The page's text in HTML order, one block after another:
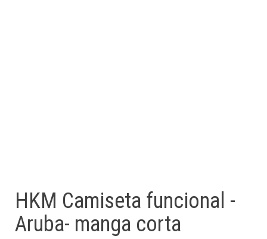
HKM Camiseta funcional -
Aruba- manga corta